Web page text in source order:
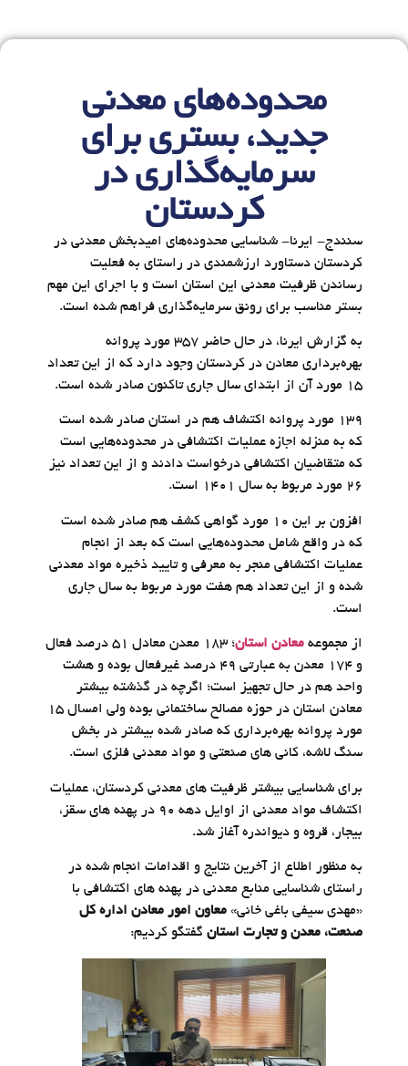
محدوده‌های معدنی
جدید، بستری برای
سرمایه‌گذاری در
کردستان
سنندج- ایرنا- شناسایی محدوده‌های امیدبخش معدنی در
کردستان دستاورد ارزشمندی در راستای به فعلیت
رساندن ظرفیت معدنی این استان است و با اجرای این مهم
بستر مناسب برای رونق سرمایه‌گذاری فراهم شده است.
به گزارش ایرنا، در حال حاضر ۳۵۷ مورد پروانه
بهره‌برداری معادن در کردستان وجود دارد که از این تعداد
۱۵ مورد آن از ابتدای سال جاری تاکنون صادر شده است.
۱۳۹ مورد پروانه اکتشاف هم در استان صادر شده است
که به منزله اجازه عملیات اکتشافی در محدوده‌هایی است
که متقاضیان اکتشافی درخواست دادند و از این تعداد نیز
۲۶ مورد مربوط به سال ۱۴۰۱ است.
افزون بر این ۱۰ مورد گواهی کشف هم صادر شده است
که در واقع شامل محدوده‌هایی است که بعد از انجام
عملیات اکتشافی منجر به معرفی و تایید ذخیره مواد معدنی
شده و از این تعداد هم هفت مورد مربوط به سال جاری
است.
از مجموعه معادن استان
؛ ۱۸۳ معدن معادل ۵۱ درصد فعال
و ۱۷۴ معدن به عبارتی ۴۹ درصد غیرفعال بوده و هشت
واحد هم در حال تجهیز است؛ اگرچه در گذشته بیشتر
معادن استان در حوزه مصالح ساختمانی بوده ولی امسال ۱۵
مورد پروانه بهره‌برداری که صادر شده بیشتر در بخش
سنگ لاشه، کانی های صنعتی و مواد معدنی فلزی است.
برای شناسایی بیشتر ظرفیت های معدنی کردستان، عملیات
اکتشاف مواد معدنی از اوایل دهه ۹۰ در پهنه های سقز،
بیجار، قروه و دیواندره آغاز شد.
به منظور اطلاع از آخرین نتایج و اقدامات انجام شده در
راستای شناسایی منابع معدنی در پهنه های اکتشافی با
«مهدی سیفی باغی خانی» معاون امور معادن اداره کل
صنعت، معدن و تجارت استان گفتگو کردیم: